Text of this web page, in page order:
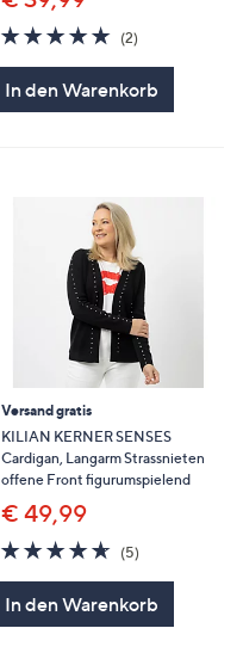
5.0
von
(2)2
In den Warenkorb
Versand gratis
KILIAN KERNER SENSES
Cardigan, Langarm Strassnieten
offene Front figurumspielend
€ 49,99
4.6
von
(5)5
In den Warenkorb